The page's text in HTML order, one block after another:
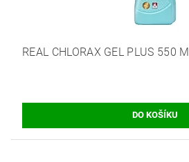
REAL CHLORAX GEL PLUS 550